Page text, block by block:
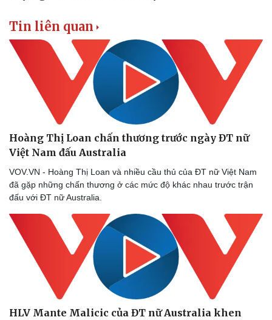
Thể thao
Bóng đá
Lịch thi đấu bóng đá
eSports
Hậu trường
Ô tô - Xe máy
Xe máy
Tin liên quan
Hoàng Thị Loan chấn thương trước ngày ĐT nữ
Việt Nam đấu Australia
VOV.VN - Hoàng Thị Loan và nhiều cầu thủ của ĐT nữ Việt Nam
đã gặp những chấn thương ở các mức độ khác nhau trước trận
đấu với ĐT nữ Australia.
HLV Mante Malicic của ĐT nữ Australia khen